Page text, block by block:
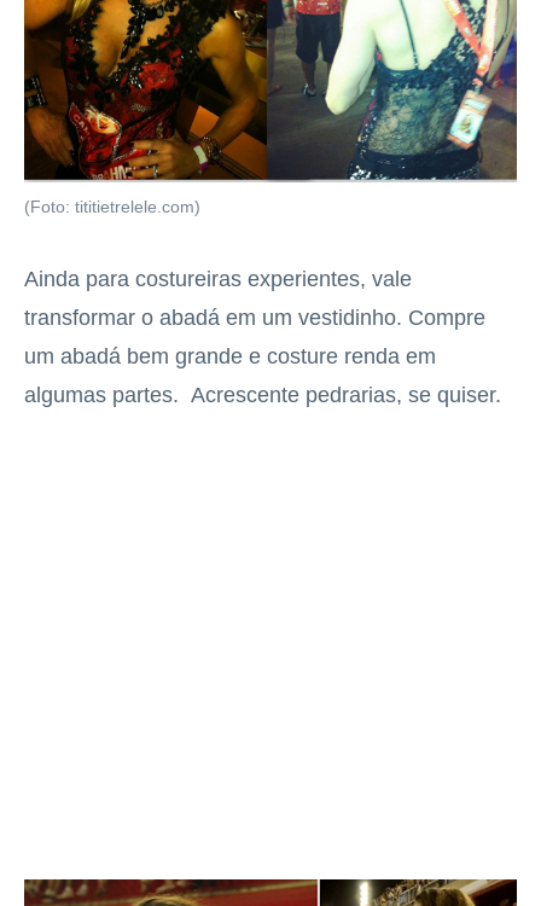
(Foto: tititietrelele.com)
Ainda para costureiras experientes, vale
transformar o abadá em um vestidinho. Compre
um abadá bem grande e costure renda em
algumas partes. Acrescente pedrarias, se quiser.